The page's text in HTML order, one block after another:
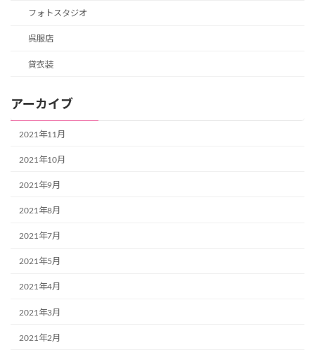
フォトスタジオ
呉服店
貸衣装
アーカイブ
2021年11月
2021年10月
2021年9月
2021年8月
2021年7月
2021年5月
2021年4月
2021年3月
2021年2月